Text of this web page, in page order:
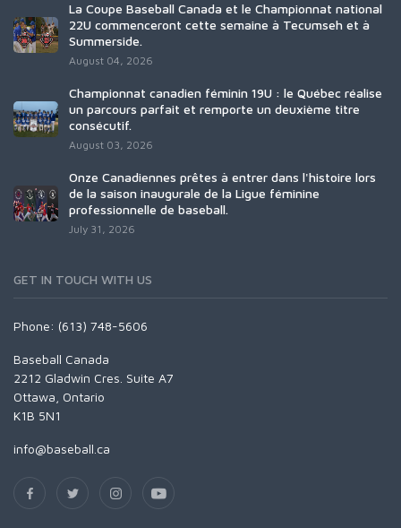
La Coupe Baseball Canada et le Championnat national
22U commenceront cette semaine à Tecumseh et à
Summerside.
August 04, 2026
Championnat canadien féminin 19U : le Québec réalise
un parcours parfait et remporte un deuxième titre
consécutif.
August 03, 2026
Onze Canadiennes prêtes à entrer dans l'histoire lors
de la saison inaugurale de la Ligue féminine
professionnelle de baseball.
July 31, 2026
GET IN TOUCH WITH US
Phone: (613) 748-5606
Baseball Canada
2212 Gladwin Cres. Suite A7
Ottawa, Ontario
K1B 5N1
info@baseball.ca